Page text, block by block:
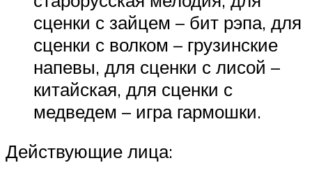
сценки с зайцем – бит рэпа, для
сценки с волком – грузинские
напевы, для сценки с лисой –
китайская, для сценки с
медведем – игра гармошки.
Действующие лица: